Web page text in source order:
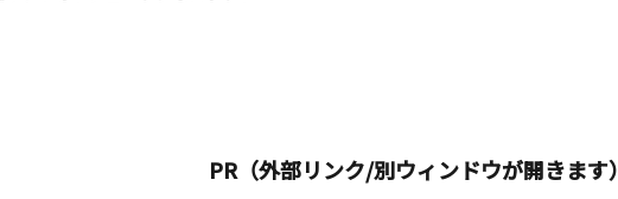
PR（外部リンク/別ウィンドウが開きます）